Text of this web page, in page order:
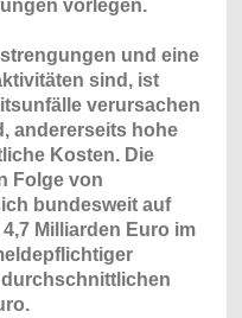
vorlegen.
und eine
sind, ist
verursachen
andererseits hohe
Kosten. Die
Folge von
bundesweit auf
Milliarden Euro im